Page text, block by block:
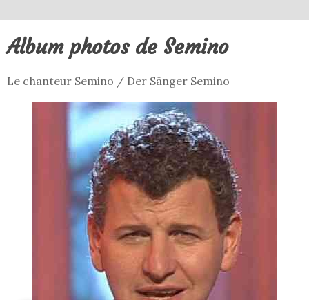
Album photos de Semino
Le chanteur Semino / Der Sänger Semino